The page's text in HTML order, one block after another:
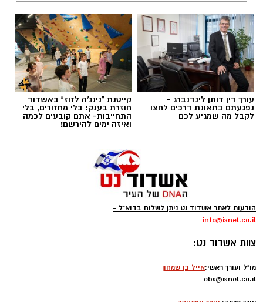
רוצה לעקוב אחרי הערוץ של הקבוצה "אשדוד נט"
ב-WhatsApp לחצו כאן
להורדת אפליקציה של אשדוד נט לחצו כאן
קודוס ווהאב (מכבי אשדוד)
ליגת העל בכדורסל תתחיל את הפעילות בחודש
ספטמבר במשחקי אימון וגביע ווינר, גם הקבוצות
יתחילו באימונים כבר בשבוע הבא, אחת מהן היא
מסקרנת ביותר.
עורך דין דותן לינדנברג -
נפגעתם בתאונת דרכים לחצו
לקבל מה שמגיע לכם
קייטנת "נינג'ה לזוז" באשדוד
חוזרת בענק: בלי מחזורים, בלי
התחייבות- אתם קובעים לכמה
ואיזה ימים להירשם!
הודעות לאתר אשדוד נט ניתן לשלוח בדוא"ל -
info@isnet.co.il
צוות אשדוד נט:
מו"ל ועורך ראשי:אייל בן שמחון
ebs@isnet.co.il